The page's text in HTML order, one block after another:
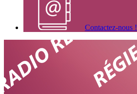
Contactez-nous !